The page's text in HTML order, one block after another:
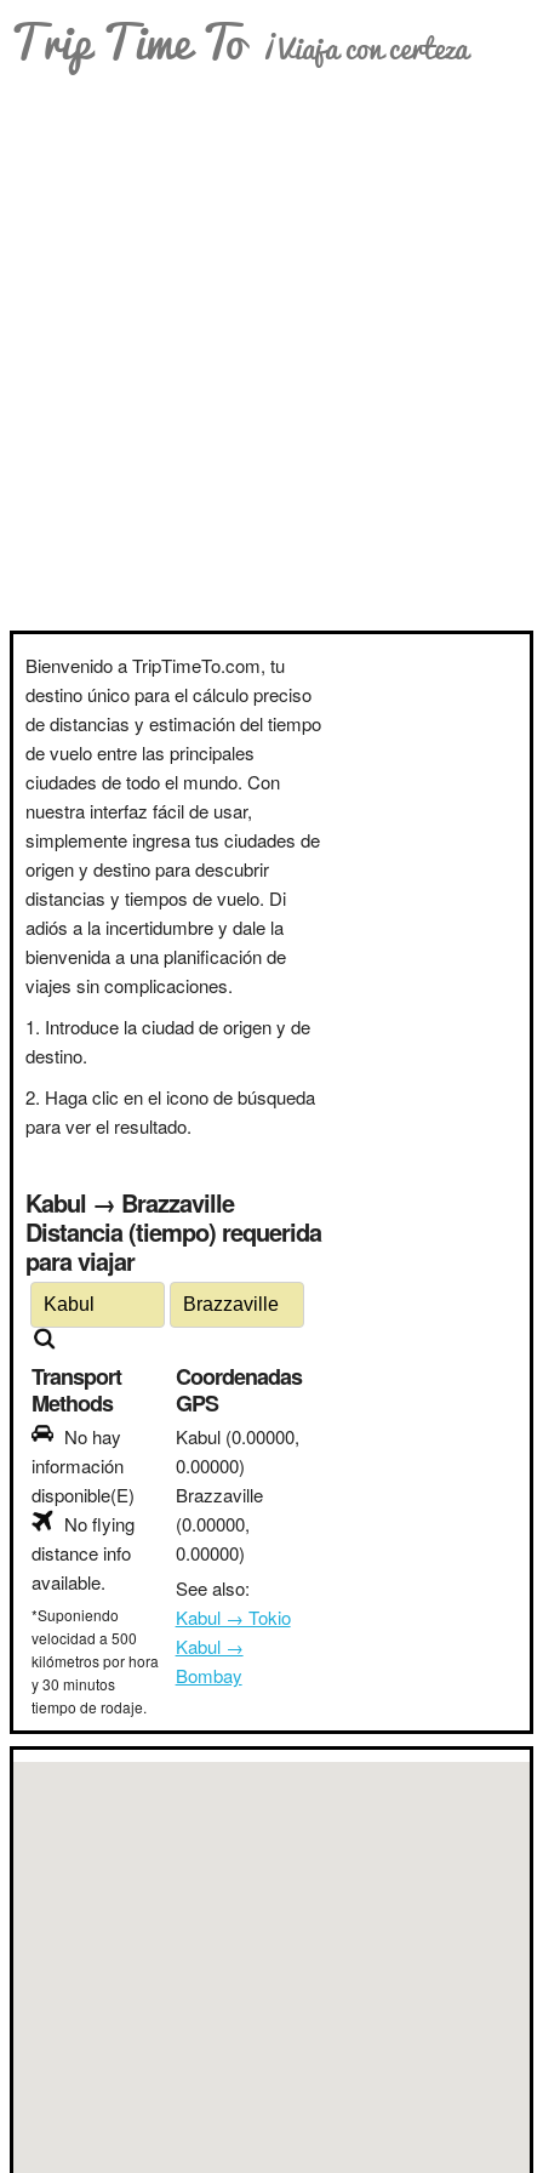
Trip Time To ¡Viaja con certeza
Bienvenido a TripTimeTo.com, tu
destino único para el cálculo preciso
de distancias y estimación del tiempo
de vuelo entre las principales
ciudades de todo el mundo. Con
nuestra interfaz fácil de usar,
simplemente ingresa tus ciudades de
origen y destino para descubrir
distancias y tiempos de vuelo. Di
adiós a la incertidumbre y dale la
bienvenida a una planificación de
viajes sin complicaciones.
Introduce la ciudad de origen y de
destino.
Haga clic en el icono de búsqueda
para ver el resultado.
Kabul → Brazzaville
Distancia (tiempo) requerida
para viajar
Transport
Methods
No hay
información
disponible(E)
No flying
distance info
available.
*Suponiendo
velocidad a 500
kilómetros por hora
y 30 minutos
tiempo de rodaje.
Coordenadas
GPS
Kabul (0.00000,
0.00000)
Brazzaville
(0.00000,
0.00000)
See also:
Kabul → Tokio
Kabul →
Bombay